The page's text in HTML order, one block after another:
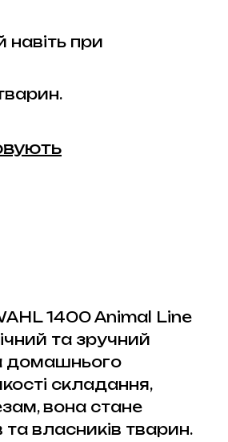
навіть при
1400 Animal Line
та зручний
домашнього
складання,
вона стане
власників тварин.